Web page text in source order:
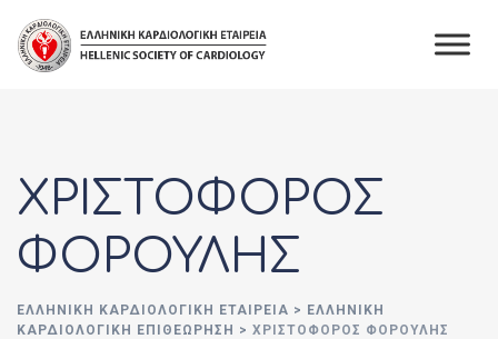
content
ΧΡΙΣΤΟΦΟΡΟΣ
ΦΟΡΟΥΛΗΣ
ΕΛΛΗΝΙΚΉ ΚΑΡΔΙΟΛΟΓΙΚΉ ΕΤΑΙΡΕΊΑ > ΕΛΛΗΝΙΚΗ
ΚΑΡΔΙΟΛΟΓΙΚΗ ΕΠΙΘΕΩΡΗΣΗ > ΧΡΙΣΤΟΦΟΡΟΣ ΦΟΡΟΥΛΗΣ